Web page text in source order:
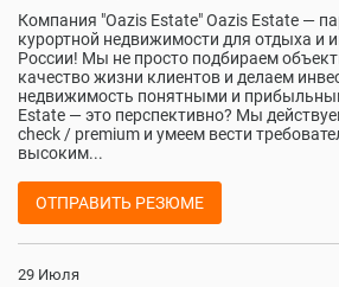
Компания "Oazis Estate" Oazis Estate —
курортной недвижимости для отдыха и
России! Мы не просто подбираем
качество жизни клиентов и делаем
недвижимость понятными и
Estate — это перспективно? Мы
check / premium и умеем вести
высоким...
ОТПРАВИТЬ РЕЗЮМЕ
29 Июля